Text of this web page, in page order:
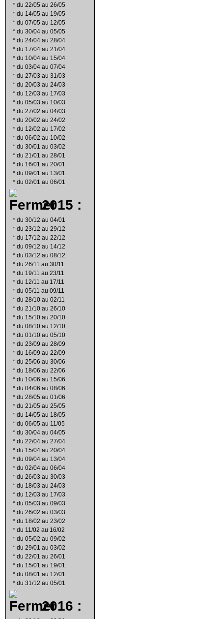
* du 22/05 au 26/05
* du 14/05 au 19/05
* du 07/05 au 12/05
* du 30/04 au 05/05
* du 24/04 au 28/04
* du 17/04 au 21/04
* du 10/04 au 15/04
* du 03/04 au 07/04
* du 27/03 au 31/03
* du 20/03 au 24/03
* du 12/03 au 17/03
* du 05/03 au 10/03
* du 27/02 au 04/03
* du 20/02 au 24/02
* du 12/02 au 17/02
* du 06/02 au 10/02
* du 30/01 au 03/02
* du 21/01 au 28/01
* du 16/01 au 20/01
* du 09/01 au 13/01
* du 02/01 au 06/01
2015 :
* du 30/12 au 04/01
* du 23/12 au 29/12
* du 17/12 au 22/12
* du 09/12 au 14/12
* du 03/12 au 08/12
* du 26/11 au 30/11
* du 19/11 au 23/11
* du 12/11 au 17/11
* du 05/11 au 09/11
* du 28/10 au 02/11
* du 21/10 au 26/10
* du 15/10 au 20/10
* du 08/10 au 12/10
* du 01/10 au 05/10
* du 23/09 au 28/09
* du 16/09 au 22/09
* du 25/06 au 30/06
* du 18/06 au 22/06
* du 10/06 au 15/06
* du 04/06 au 08/06
* du 28/05 au 01/06
* du 21/05 au 25/05
* du 14/05 au 18/05
* du 06/05 au 11/05
* du 30/04 au 04/05
* du 22/04 au 27/04
* du 15/04 au 20/04
* du 09/04 au 13/04
* du 02/04 au 06/04
* du 26/03 au 30/03
* du 18/03 au 24/03
* du 12/03 au 17/03
* du 05/03 au 09/03
* du 26/02 au 03/03
* du 18/02 au 23/02
* du 11/02 au 16/02
* du 05/02 au 09/02
* du 29/01 au 03/02
* du 22/01 au 26/01
* du 15/01 au 19/01
* du 08/01 au 12/01
* du 31/12 au 05/01
2016 :